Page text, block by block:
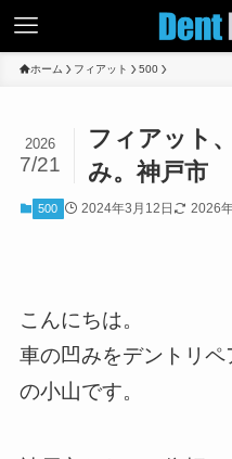
ホーム フィアット 500
フィアット
み。神戸市
2026
7/21
500 2024年3月12日 2026
こんにちは。
車の凹みをデントリ
の小山です。